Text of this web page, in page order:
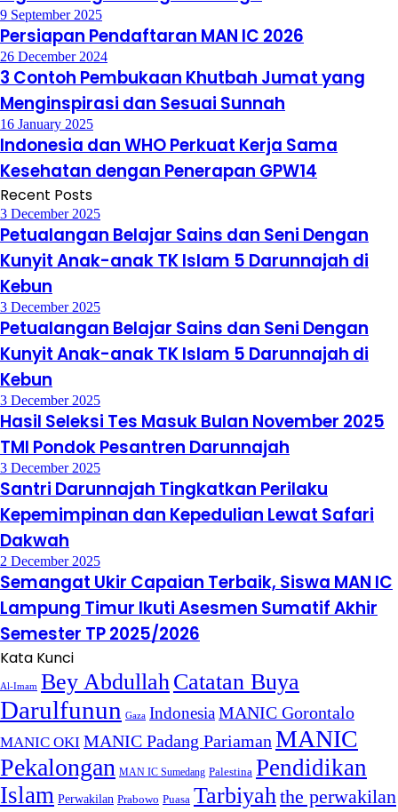
9 September 2025
Persiapan Pendaftaran MAN IC 2026
26 December 2024
3 Contoh Pembukaan Khutbah Jumat yang
Menginspirasi dan Sesuai Sunnah
16 January 2025
Indonesia dan WHO Perkuat Kerja Sama
Kesehatan dengan Penerapan GPW14
Recent Posts
3 December 2025
Petualangan Belajar Sains dan Seni Dengan
Kunyit Anak-anak TK Islam 5 Darunnajah di
Kebun
3 December 2025
Petualangan Belajar Sains dan Seni Dengan
Kunyit Anak-anak TK Islam 5 Darunnajah di
Kebun
3 December 2025
Hasil Seleksi Tes Masuk Bulan November 2025
TMI Pondok Pesantren Darunnajah
3 December 2025
Santri Darunnajah Tingkatkan Perilaku
Kepemimpinan dan Kepedulian Lewat Safari
Dakwah
2 December 2025
Semangat Ukir Capaian Terbaik, Siswa MAN IC
Lampung Timur Ikuti Asesmen Sumatif Akhir
Semester TP 2025/2026
Kata Kunci
Al-Imam Bey AbdullahCatatan Buya
Darulfunun Gaza IndonesiaMANIC Gorontalo
MANIC OKI MANIC Padang Pariaman MANIC
Pekalongan MAN IC Sumedang Palestina Pendidikan
Islam Perwakilan Prabowo Puasa Tarbiyahthe perwakilan